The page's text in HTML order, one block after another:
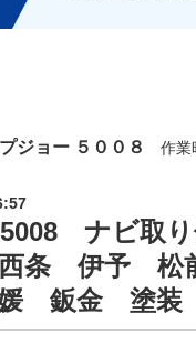
プジョー ５００８ 作業
ナビ取
条 伊予
鈑金 塗装